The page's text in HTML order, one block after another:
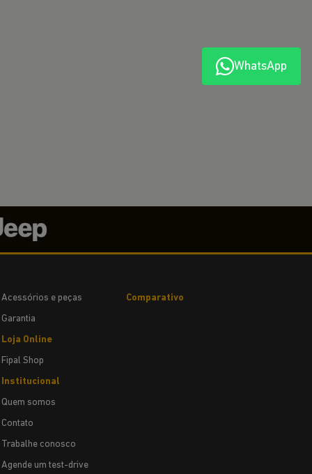
WhatsApp
Acessórios e peças
Garantia
Loja Online
Fipal Shop
Institucional
Quem somos
Contato
Trabalhe conosco
Agende um test-drive
Comparativo